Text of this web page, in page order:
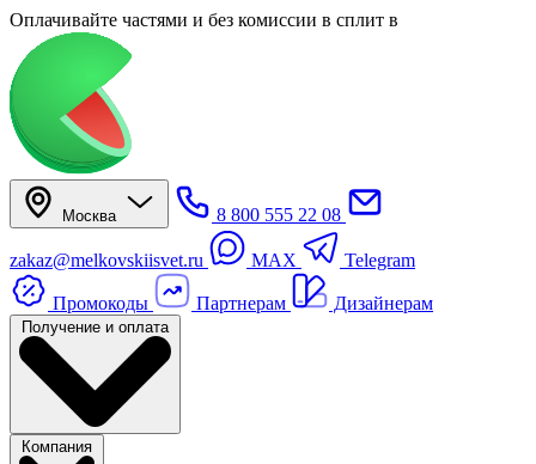
Оплачивайте частями и без комиссии в сплит в
Москва 8 800 555 22 08
zakaz@melkovskiisvet.ru MAX Telegram
Промокоды Партнерам Дизайнерам
Получение и оплата
Компания